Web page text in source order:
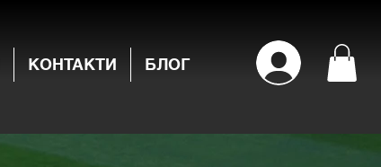
КОНТАКТИ БЛОГ